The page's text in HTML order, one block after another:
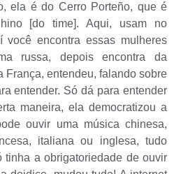
ela é do Cerro Porteño, que é
[do time]. Aqui, usam no
você encontra essas mulheres
russa, depois encontra da
França, entendeu, falando sobre
entender. Só dá para entender
maneira, ela democratizou a
ouvir uma música chinesa,
italiana ou inglesa, tudo
tinha a obrigatoriedade de ouvir